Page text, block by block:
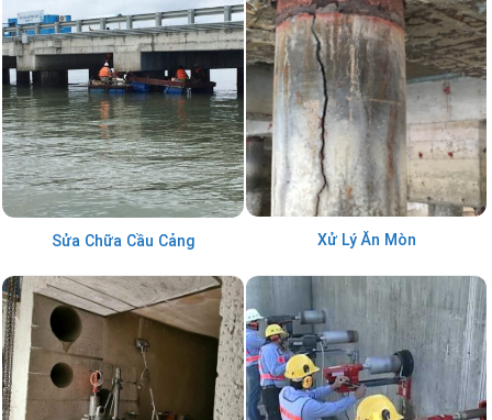
Sửa Chữa Cầu Cảng Xử Lý Ăn Mòn